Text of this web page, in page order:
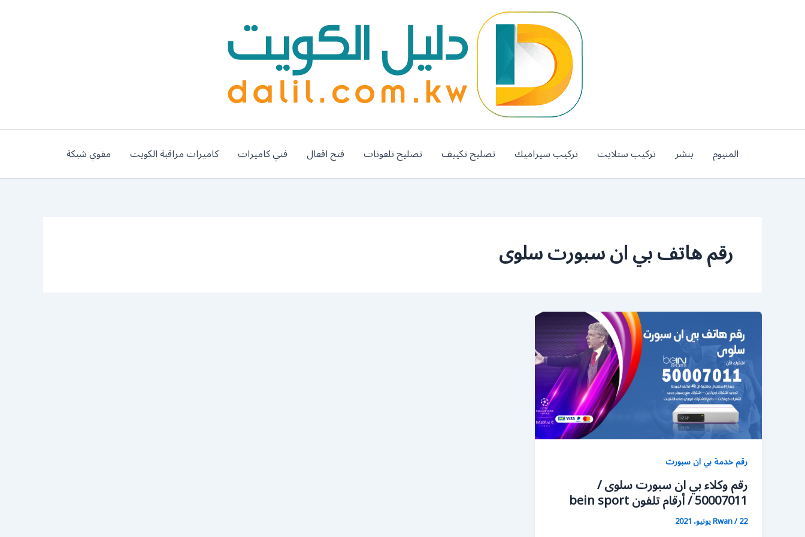
المنيوم بنشر تركيب ستلايت تركيب سيراميك تصليح تكييف تصليح تلفونات فتح اقفال فني كاميرات كاميرات مراقبة الكويت مقوي شبكة
رقم هاتف بي ان سبورت سلوى
رقم خدمة بي ان سبورت
رقم وكلاء بي ان سبورت سلوى /
50007011 / أرقام تلفون bein sport
Rwan/22 يونيو، 2021